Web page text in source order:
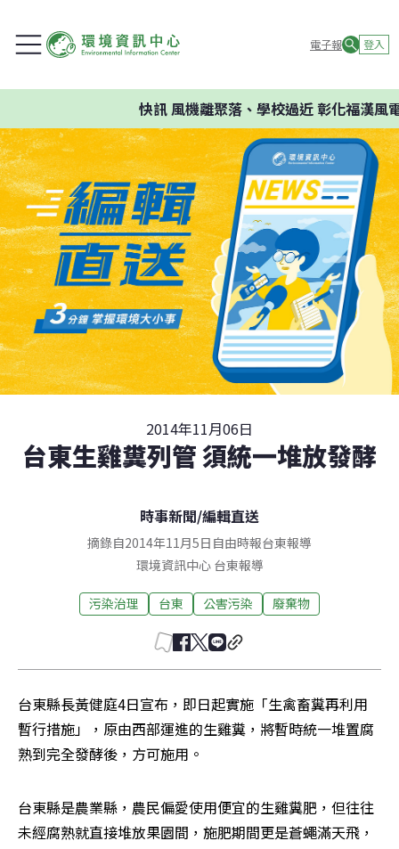
電子報 登入
快訊風機離聚落、學校過近 彰化福漢風電
2014年11月06日
台東生雞糞列管 須統一堆放發酵
時事新聞/編輯直送
摘錄自2014年11月5日自由時報台東報導
環境資訊中心 台東報導
污染治理 台東 公害污染 廢棄物
台東縣長黃健庭4日宣布，即日起實施「生禽畜糞再利用
暫行措施」，原由西部運進的生雞糞，將暫時統一堆置腐
熟到完全發酵後，方可施用。
台東縣是農業縣，農民偏愛使用便宜的生雞糞肥，但往往
未經腐熟就直接堆放果園間，施肥期間更是蒼蠅滿天飛，